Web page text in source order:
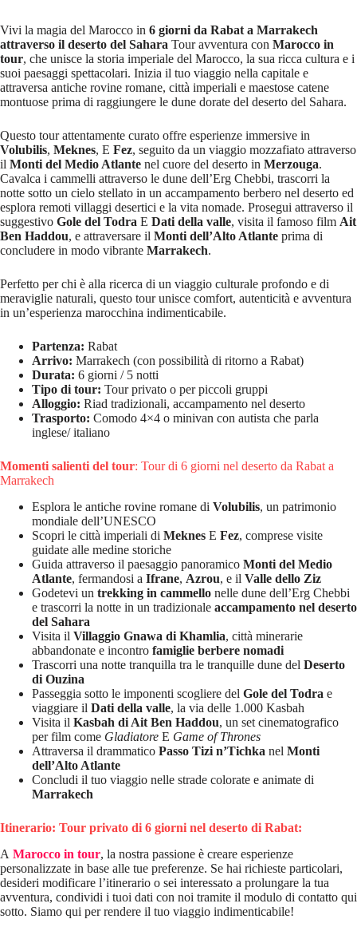
Vivi la magia del Marocco in 6 giorni da Rabat a Marrakech
attraverso il deserto del Sahara Tour avventura con Marocco in
tour, che unisce la storia imperiale del Marocco, la sua ricca cultura e i
suoi paesaggi spettacolari. Inizia il tuo viaggio nella capitale e
attraversa antiche rovine romane, città imperiali e maestose catene
montuose prima di raggiungere le dune dorate del deserto del Sahara.
Questo tour attentamente curato offre esperienze immersive in
Volubilis, Meknes, E Fez, seguito da un viaggio mozzafiato attraverso
il Monti del Medio Atlante nel cuore del deserto in Merzouga.
Cavalca i cammelli attraverso le dune dell’Erg Chebbi, trascorri la
notte sotto un cielo stellato in un accampamento berbero nel deserto ed
esplora remoti villaggi desertici e la vita nomade. Prosegui attraverso il
suggestivo Gole del Todra E Dati della valle, visita il famoso film Ait
Ben Haddou, e attraversare il Monti dell’Alto Atlante prima di
concludere in modo vibrante Marrakech.
Perfetto per chi è alla ricerca di un viaggio culturale profondo e di
meraviglie naturali, questo tour unisce comfort, autenticità e avventura
in un’esperienza marocchina indimenticabile.
Partenza: Rabat
Arrivo: Marrakech (con possibilità di ritorno a Rabat)
Durata: 6 giorni / 5 notti
Tipo di tour: Tour privato o per piccoli gruppi
Alloggio: Riad tradizionali, accampamento nel deserto
Trasporto: Comodo 4×4 o minivan con autista che parla
inglese/ italiano
Momenti salienti del tour: Tour di 6 giorni nel deserto da Rabat a
Marrakech
Esplora le antiche rovine romane di Volubilis, un patrimonio
mondiale dell’UNESCO
Scopri le città imperiali di Meknes E Fez, comprese visite
guidate alle medine storiche
Guida attraverso il paesaggio panoramico Monti del Medio
Atlante, fermandosi a Ifrane, Azrou, e il Valle dello Ziz
Godetevi un trekking in cammello nelle dune dell’Erg Chebbi
e trascorri la notte in un tradizionale accampamento nel deserto
del Sahara
Visita il Villaggio Gnawa di Khamlia, città minerarie
abbandonate e incontro famiglie berbere nomadi
Trascorri una notte tranquilla tra le tranquille dune del Deserto
di Ouzina
Passeggia sotto le imponenti scogliere del Gole del Todra e
viaggiare il Dati della valle, la via delle 1.000 Kasbah
Visita il Kasbah di Ait Ben Haddou, un set cinematografico
per film come Gladiatore E Game of Thrones
Attraversa il drammatico Passo Tizi n’Tichka nel Monti
dell’Alto Atlante
Concludi il tuo viaggio nelle strade colorate e animate di
Marrakech
Itinerario: Tour privato di 6 giorni nel deserto di Rabat:
A Marocco in tour, la nostra passione è creare esperienze
personalizzate in base alle tue preferenze. Se hai richieste particolari,
desideri modificare l’itinerario o sei interessato a prolungare la tua
avventura, condividi i tuoi dati con noi tramite il modulo di contatto qui
sotto. Siamo qui per rendere il tuo viaggio indimenticabile!